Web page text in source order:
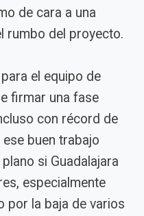
de cara a una
rumbo del proyecto.
el equipo de
firmar una fase
con récord de
buen trabajo
si Guadalajara
especialmente
por la baja de varios